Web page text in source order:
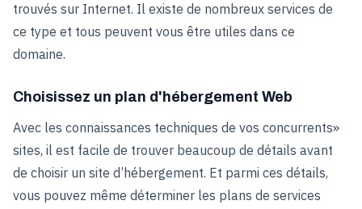
trouvés sur Internet. Il existe de nombreux services de
ce type et tous peuvent vous être utiles dans ce
domaine.
Choisissez un plan d'hébergement Web
Avec les connaissances techniques de vos concurrents»
sites, il est facile de trouver beaucoup de détails avant
de choisir un site d’hébergement. Et parmi ces détails,
vous pouvez même déterminer les plans de services